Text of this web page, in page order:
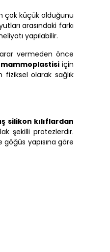
çok küçük olduğunu
arasındaki farkı
yapılabilir.
vermeden önce
için
olarak sağlık
silikon kılıflardan
şekilli protezlerdir.
yapısına göre